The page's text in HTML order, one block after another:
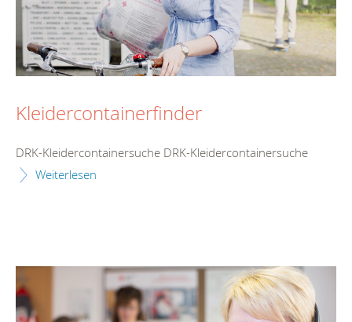
Kleidercontainerfinder
DRK-Kleidercontainersuche DRK-Kleidercontainersuche
Weiterlesen